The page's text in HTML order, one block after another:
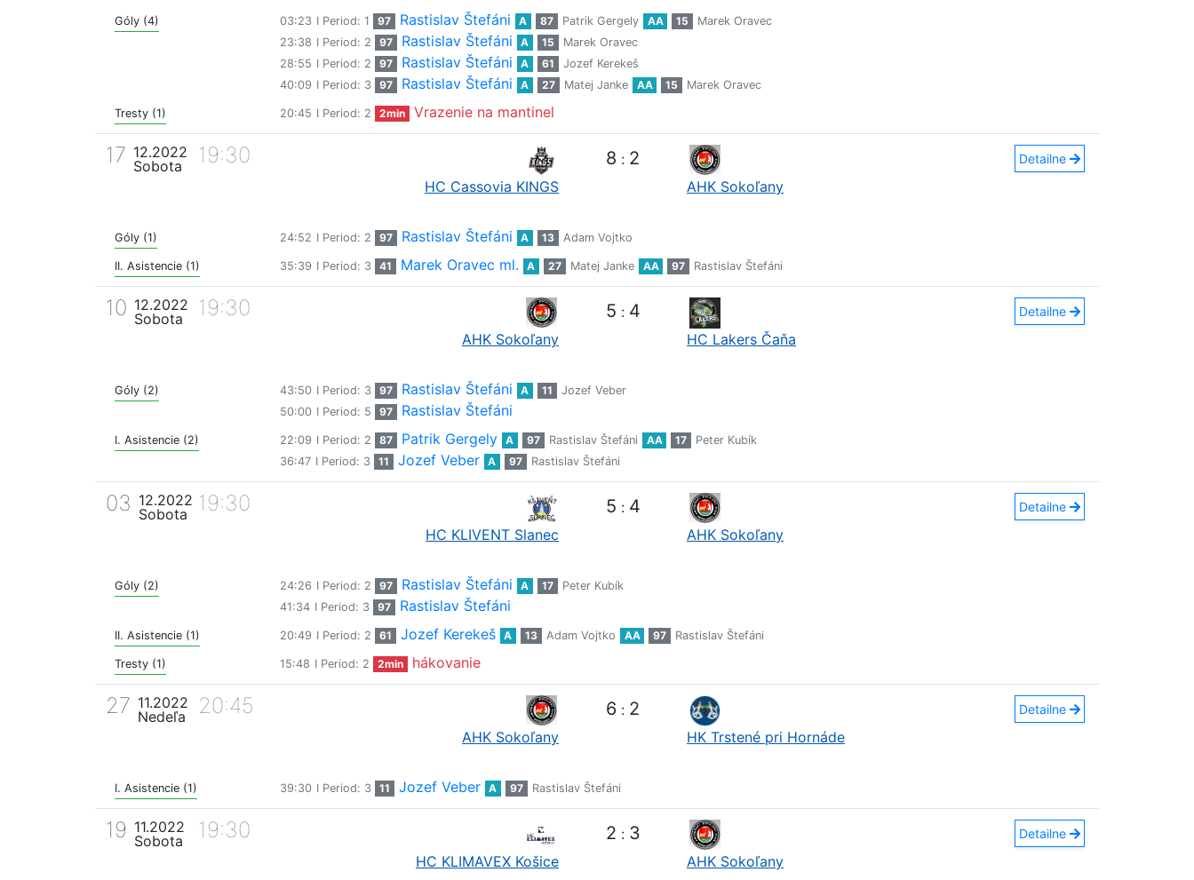
Góly (4) 03:23 I Period: 1 97 Rastislav Štefáni A 87 Patrik Gergely AA 15
Marek Oravec
23:38 I Period: 2 97 Rastislav Štefáni A 15
Marek Oravec
28:55 I Period: 2 97 Rastislav Štefáni A 61
Jozef Kerekeš
40:09 I Period: 3 97 Rastislav Štefáni A 27 Matej Janke AA 15 Marek Oravec
Tresty (1) 20:45 I Period: 2 2min Vrazenie na mantinel
17 12.2022
Sobota
19:30
HC Cassovia KINGS
8 : 2
AHK Sokoľany
Detailne
Góly (1) 24:52 I Period: 2 97 Rastislav Štefáni A 13 Adam Vojtko
II. Asistencie (1) 35:39 I Period: 3 41 Marek Oravec ml. A 27 Matej Janke AA 97 Rastislav Štefáni
10 12.2022
Sobota
19:30
AHK Sokoľany
5 : 4
HC Lakers Čaňa
Detailne
Góly (2) 43:50 I Period: 3 97 Rastislav Štefáni A 11
Jozef Veber
50:00 I Period: 5 97 Rastislav Štefáni
I. Asistencie (2) 22:09 I Period: 2 87 Patrik Gergely A 97 Rastislav Štefáni AA 17
Peter Kubík
36:47 I Period: 3 11 Jozef Veber A 97 Rastislav Štefáni
03 12.2022
Sobota
19:30
HC KLIVENT Slanec
5 : 4
AHK Sokoľany
Detailne
Góly (2) 24:26 I Period: 2 97 Rastislav Štefáni A 17
Peter Kubík
41:34 I Period: 3 97 Rastislav Štefáni
II. Asistencie (1) 20:49 I Period: 2 61 Jozef Kerekeš A 13 Adam Vojtko AA 97 Rastislav Štefáni
Tresty (1) 15:48 I Period: 2 2min hákovanie
27 11.2022
Nedeľa
20:45
AHK Sokoľany
6 : 2
HK Trstené pri Hornáde
Detailne
I. Asistencie (1) 39:30 I Period: 3 11 Jozef Veber A 97 Rastislav Štefáni
19 11.2022
Sobota
19:30
HC KLIMAVEX Košice
2 : 3
AHK Sokoľany
Detailne